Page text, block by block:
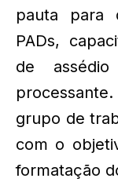
pauta para
PADs,
de
grupo de
com o
formatação